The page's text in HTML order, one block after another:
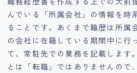
んでいる「所属会社」の情報を時
ることです。あくまで職歴は所属
の会社に在籍している期間中に行
て、常駐先での業務を記載します
とは「転職」ではありませんので